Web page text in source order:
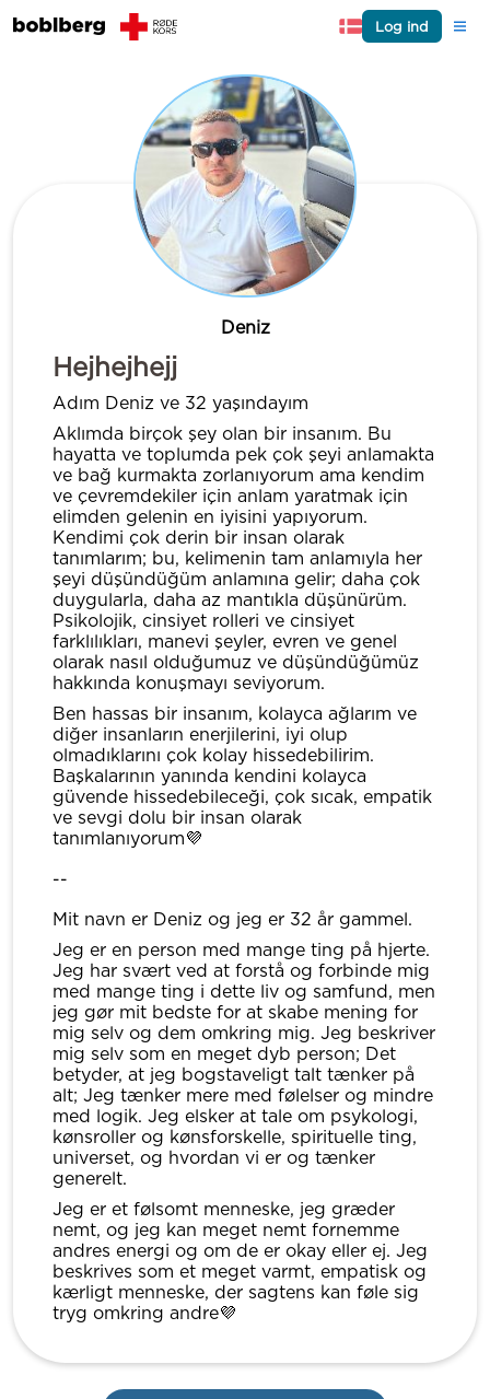
Log ind
Deniz
Hejhejhejj
Adım Deniz ve 32 yaşındayım
Aklımda birçok şey olan bir insanım. Bu
hayatta ve toplumda pek çok şeyi anlamakta
ve bağ kurmakta zorlanıyorum ama kendim
ve çevremdekiler için anlam yaratmak için
elimden gelenin en iyisini yapıyorum.
Kendimi çok derin bir insan olarak
tanımlarım; bu, kelimenin tam anlamıyla her
şeyi düşündüğüm anlamına gelir; daha çok
duygularla, daha az mantıkla düşünürüm.
Psikolojik, cinsiyet rolleri ve cinsiyet
farklılıkları, manevi şeyler, evren ve genel
olarak nasıl olduğumuz ve düşündüğümüz
hakkında konuşmayı seviyorum.
Ben hassas bir insanım, kolayca ağlarım ve
diğer insanların enerjilerini, iyi olup
olmadıklarını çok kolay hissedebilirim.
Başkalarının yanında kendini kolayca
güvende hissedebileceği, çok sıcak, empatik
ve sevgi dolu bir insan olarak
tanımlanıyorum💜
--
Mit navn er Deniz og jeg er 32 år gammel.
Jeg er en person med mange ting på hjerte.
Jeg har svært ved at forstå og forbinde mig
med mange ting i dette liv og samfund, men
jeg gør mit bedste for at skabe mening for
mig selv og dem omkring mig. Jeg beskriver
mig selv som en meget dyb person; Det
betyder, at jeg bogstaveligt talt tænker på
alt; Jeg tænker mere med følelser og mindre
med logik. Jeg elsker at tale om psykologi,
kønsroller og kønsforskelle, spirituelle ting,
universet, og hvordan vi er og tænker
generelt.
Jeg er et følsomt menneske, jeg græder
nemt, og jeg kan meget nemt fornemme
andres energi og om de er okay eller ej. Jeg
beskrives som et meget varmt, empatisk og
kærligt menneske, der sagtens kan føle sig
tryg omkring andre💜